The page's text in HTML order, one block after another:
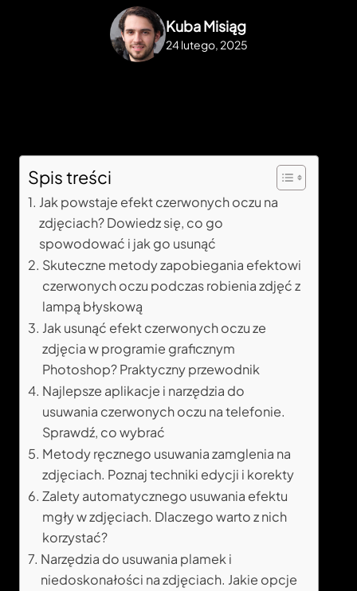
Kuba Misiąg
24 lutego, 2025
Spis treści
Jak powstaje efekt czerwonych oczu na
zdjęciach? Dowiedz się, co go
spowodować i jak go usunąć
Skuteczne metody zapobiegania efektowi
czerwonych oczu podczas robienia zdjęć z
lampą błyskową
Jak usunąć efekt czerwonych oczu ze
zdjęcia w programie graficznym
Photoshop? Praktyczny przewodnik
Najlepsze aplikacje i narzędzia do
usuwania czerwonych oczu na telefonie.
Sprawdź, co wybrać
Metody ręcznego usuwania zamglenia na
zdjęciach. Poznaj techniki edycji i korekty
Zalety automatycznego usuwania efektu
mgły w zdjęciach. Dlaczego warto z nich
korzystać?
Narzędzia do usuwania plamek i
niedoskonałości na zdjęciach. Jakie opcje